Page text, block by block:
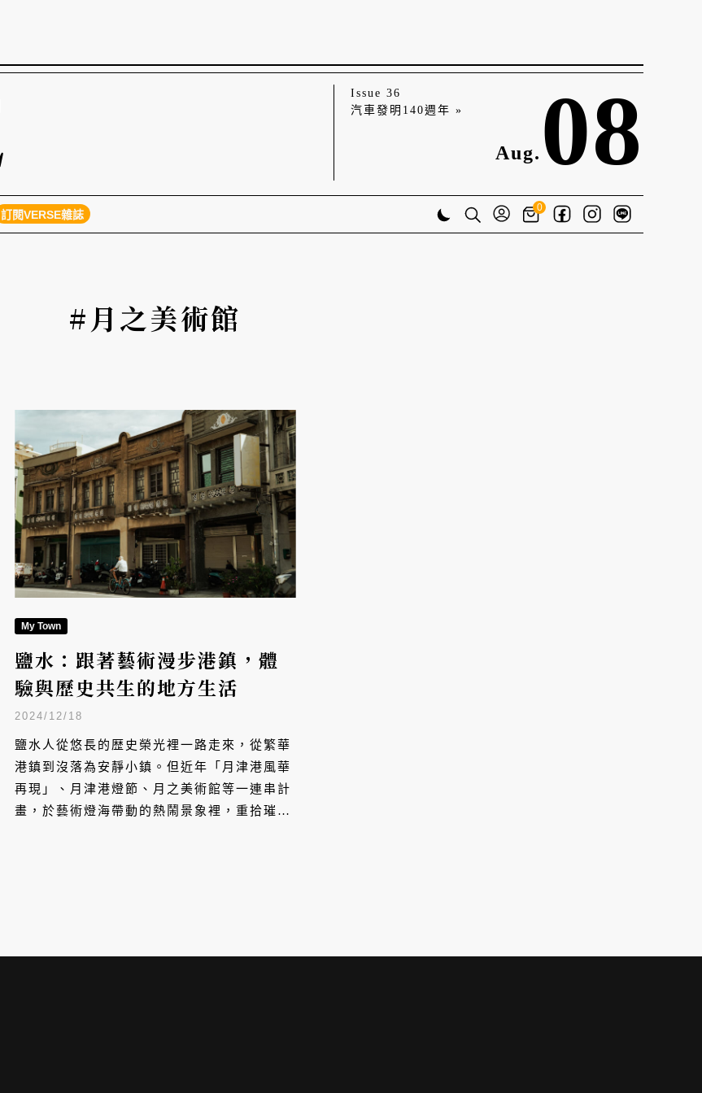
Issue 36
汽車發明140週年 »
Aug. 08
訂閱VERSE雜誌
0
#月之美術館
My Town
鹽水：跟著藝術漫步港鎮，體
驗與歷史共生的地方生活
2024/12/18
鹽水人從悠長的歴史榮光裡一路走來，從繁華
港鎮到沒落為安靜小鎮。但近年「月津港風華
再現」、月津港燈節、月之美術館等一連串計
畫，於藝術燈海帶動的熱鬧景象裡，重拾璀燦